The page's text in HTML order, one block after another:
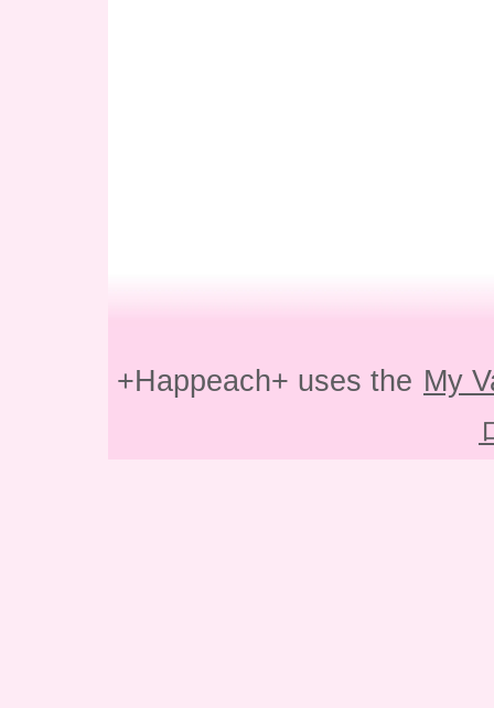
+Happeach+ uses the My